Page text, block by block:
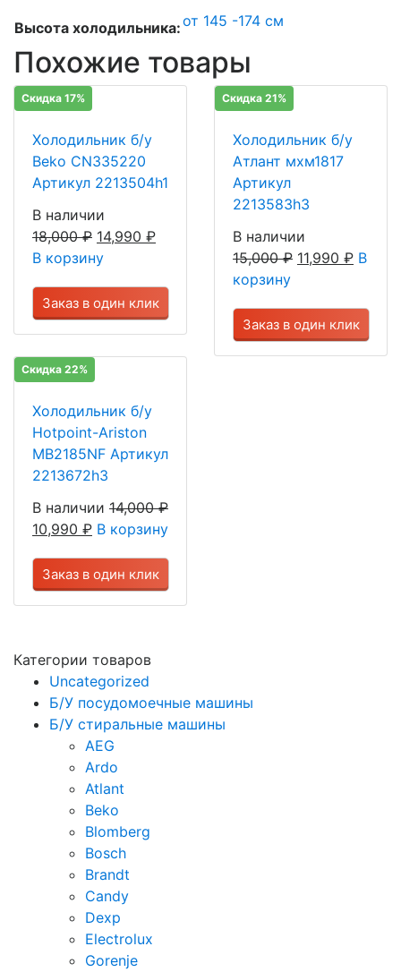
Высота холодильника:от 145 -174 см
Похожие товары
Скидка 17%
Холодильник б/у
Beko CN335220
Артикул 2213504h1
В наличии
18,000₽ 14,990 ₽
В корзину
Заказ в один клик
Скидка 21%
Холодильник б/у
Атлант мхм1817
Артикул
2213583h3
В наличии
15,000₽ 11,990 ₽ В
корзину
Заказ в один клик
Скидка 22%
Холодильник б/у
Hotpoint-Ariston
MB2185NF Артикул
2213672h3
В наличии 14,000₽
10,990 ₽ В корзину
Заказ в один клик
Категории товаров
Uncategorized
Б/У посудомоечные машины
Б/У стиральные машины
AEG
Ardo
Atlant
Beko
Blomberg
Bosch
Brandt
Candy
Dexp
Electrolux
Gorenje